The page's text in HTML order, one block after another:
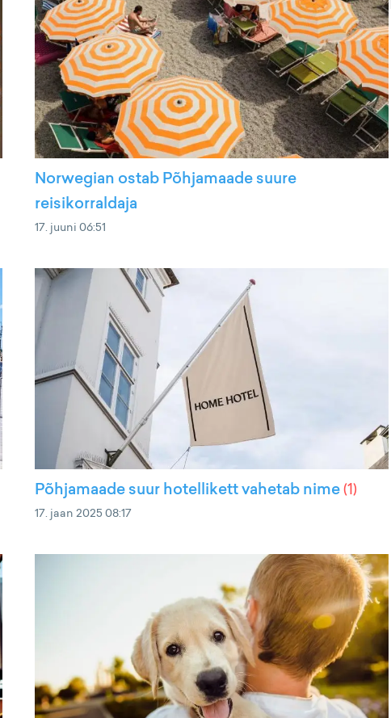
Norwegian ostab Põhjamaade suure
reisikorraldaja
17. juuni 06:51
Põhjamaade suur hotellikett vahetab nime(1)
17. jaan 2025 08:17